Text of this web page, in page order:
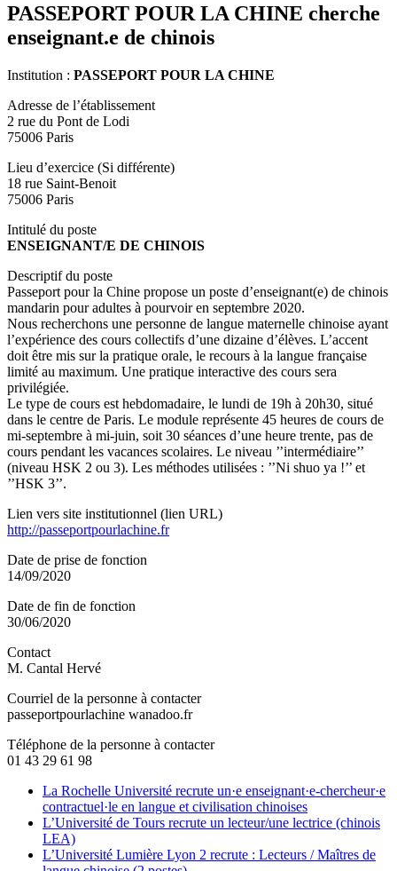
PASSEPORT POUR LA CHINE cherche
enseignant.e de chinois
Institution : PASSEPORT POUR LA CHINE
Adresse de l’établissement
2 rue du Pont de Lodi
75006 Paris
Lieu d’exercice (Si différente)
18 rue Saint-Benoit
75006 Paris
Intitulé du poste
ENSEIGNANT/E DE CHINOIS
Descriptif du poste
Passeport pour la Chine propose un poste d’enseignant(e) de chinois
mandarin pour adultes à pourvoir en septembre 2020.
Nous recherchons une personne de langue maternelle chinoise ayant
l’expérience des cours collectifs d’une dizaine d’élèves. L’accent
doit être mis sur la pratique orale, le recours à la langue française
limité au maximum. Une pratique interactive des cours sera
privilégiée.
Le type de cours est hebdomadaire, le lundi de 19h à 20h30, situé
dans le centre de Paris. Le module représente 45 heures de cours de
mi-septembre à mi-juin, soit 30 séances d’une heure trente, pas de
cours pendant les vacances scolaires. Le niveau ’’intermédiaire’’
(niveau HSK 2 ou 3). Les méthodes utilisées : ’’Ni shuo ya !’’ et
’’HSK 3’’.
Lien vers site institutionnel (lien URL)
http://passeportpourlachine.fr
Date de prise de fonction
14/09/2020
Date de fin de fonction
30/06/2020
Contact
M. Cantal Hervé
Courriel de la personne à contacter
passeportpourlachine wanadoo.fr
Téléphone de la personne à contacter
01 43 29 61 98
La Rochelle Université recrute un·e enseignant·e-chercheur·e
contractuel·le en langue et civilisation chinoises
L’Université de Tours recrute un lecteur/une lectrice (chinois
LEA)
L’Université Lumière Lyon 2 recrute : Lecteurs / Maîtres de